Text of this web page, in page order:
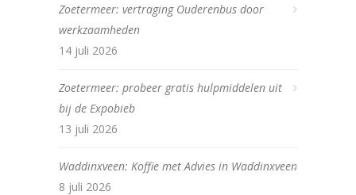
Zoetermeer: vertraging Ouderenbus door
werkzaamheden
14 juli 2026
Zoetermeer: probeer gratis hulpmiddelen uit
bij de Expobieb
13 juli 2026
Waddinxveen: Koffie met Advies in Waddinxveen
8 juli 2026